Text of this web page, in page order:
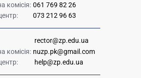
комісія: 061 769 82 26
073 212 96 63
rector@zp.edu.ua
комісія: nuzp.pk@gmail.com
help@zp.edu.ua